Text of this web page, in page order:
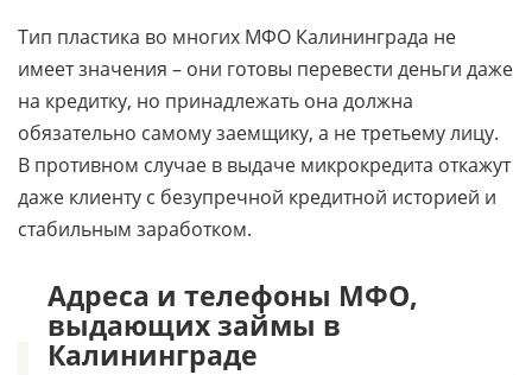
Тип пластика во многих МФО Калининграда не
имеет значения – они готовы перевести деньги даже
на кредитку, но принадлежать она должна
обязательно самому заемщику, а не третьему лицу.
В противном случае в выдаче микрокредита откажут
даже клиенту с безупречной кредитной историей и
стабильным заработком.
Адреса и телефоны МФО,
выдающих займы в
Калининграде